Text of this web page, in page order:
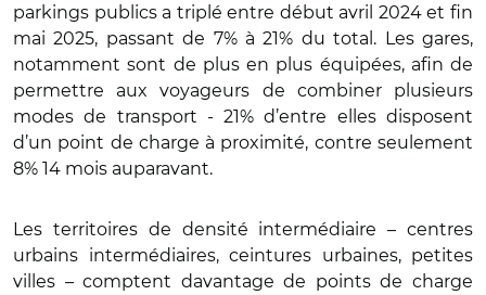
parkings publics a triplé entre début avril 2024 et fin
mai 2025, passant de 7% à 21% du total. Les gares,
notamment sont de plus en plus équipées, afin de
permettre aux voyageurs de combiner plusieurs
modes de transport - 21% d’entre elles disposent
d’un point de charge à proximité, contre seulement
8% 14 mois auparavant.
Les territoires de densité intermédiaire – centres
urbains intermédiaires, ceintures urbaines, petites
villes – comptent davantage de points de charge